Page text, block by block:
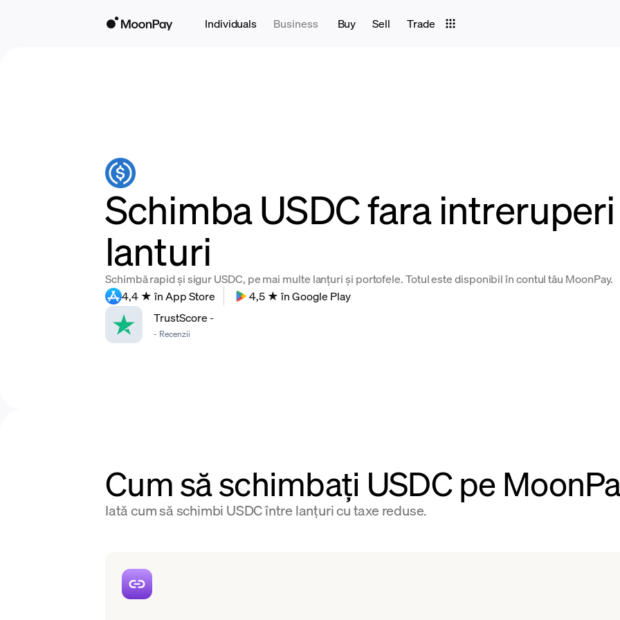
Individuals Business Buy Sell Trade
Schimba USDC fara
lanturi
Schimbă rapid și sigur USDC, pe mai multe lanțuri și portofele. Totul este disponibil în contul tău MoonPay.
4,4 ★ în App Store
4,5 ★ în Google Play
TrustScore-
- Recenzii
Cum să schimbați USDC pe
Iată cum să schimbi USDC între lanțuri cu taxe reduse.